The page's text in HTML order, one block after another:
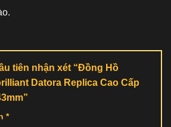
tiên nhận xét “Đồng Hồ
Datora Replica Cao Cấp
*